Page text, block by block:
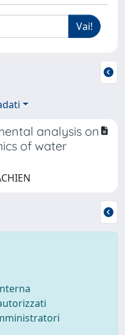
analysis on
of water